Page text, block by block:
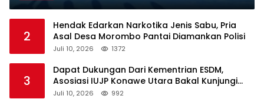
2
Hendak Edarkan Narkotika Jenis Sabu, Pria
Asal Desa Morombo Pantai Diamankan Polisi
Juli 10, 2026 1372
3
Dapat Dukungan Dari Kementrian ESDM,
Asosiasi IUJP Konawe Utara Bakal Kunjungi
Pemegang IUP di Konut
Juli 10, 2026 992